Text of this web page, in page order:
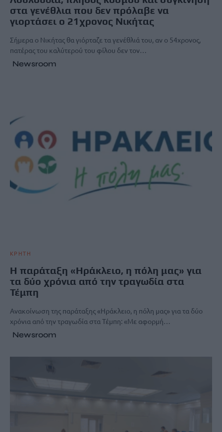
στα γενέθλια που δεν πρόλαβε να
γιορτάσει ο 21χρονος Νικήτας
Σήμερα ο Νικήτας θα γιόρταζε τα γενέθλιά του, αν ο 54χρονος,
πατέρας του καλύτερού του φίλου δεν τον…
Newsroom
ΚΡΗΤΗ
Η παράταξη «Ηράκλειο, η πόλη μας» για
τα δύο χρόνια από την τραγωδία στα
Τέμπη
Ανακοίνωση της παράταξης «Ηράκλειο, η πόλη μας» για τα δύο
χρόνια από την τραγωδία στα Τέμπη: «Με αφορμή…
Newsroom